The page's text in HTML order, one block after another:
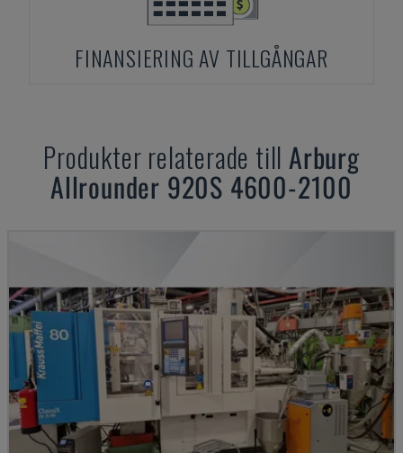
FINANSIERING AV TILLGÅNGAR
Produkter relaterade till Arburg
Allrounder 920S 4600-2100